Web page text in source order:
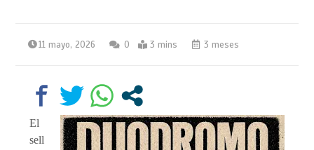
11 mayo, 2026 0 3 mins 3 meses
El
sell